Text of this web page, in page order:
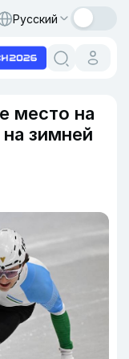
Русский
место на
зимней